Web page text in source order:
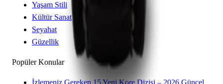
Yaşam Stili
Kültür Sanat
Seyahat
Güzellik
Popüler Konular